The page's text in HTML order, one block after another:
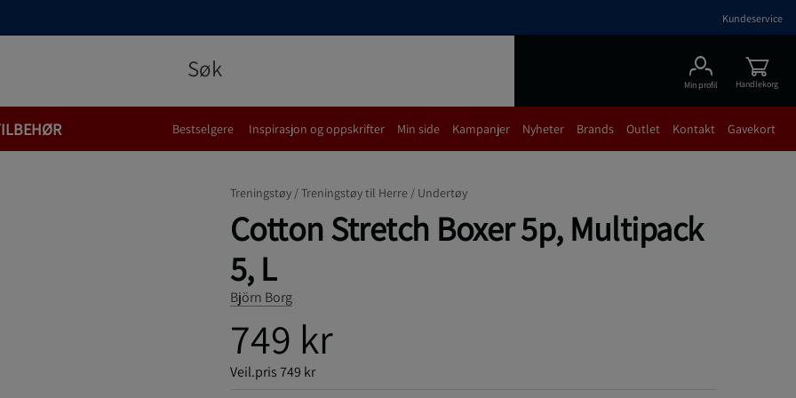
Kundeservice
Min profil Handlekorg
Bestselgere Inspirasjon og oppskrifter Min side Kampanjer Nyheter Brands Outlet Kontakt Gavekort
Treningstøy /Treningstøy til Herre / Undertøy
Cotton Stretch Boxer 5p, Multipack
5, L
Björn Borg
749 kr
Veil.pris749 kr